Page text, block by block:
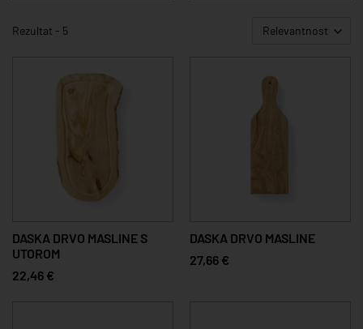
Rezultat - 5 Relevantnost
DASKA DRVO MASLINE S
UTOROM
22,46 €
DASKA DRVO MASLINE
27,66 €